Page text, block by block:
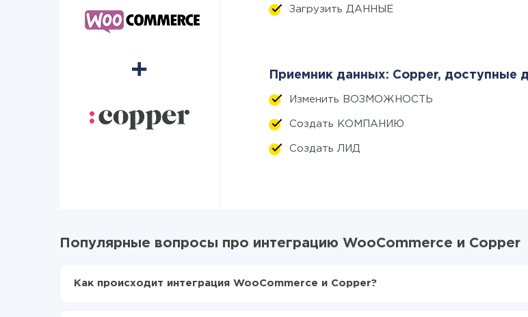
Загрузить ДАННЫЕ
Приемник данных: Copper, доступные
Изменить ВОЗМОЖНОСТЬ
Создать КОМПАНИЮ
Создать ЛИД
Популярные вопросы про интеграцию WooCommerce и Copper
Как происходит интеграция WooCommerce и Copper?